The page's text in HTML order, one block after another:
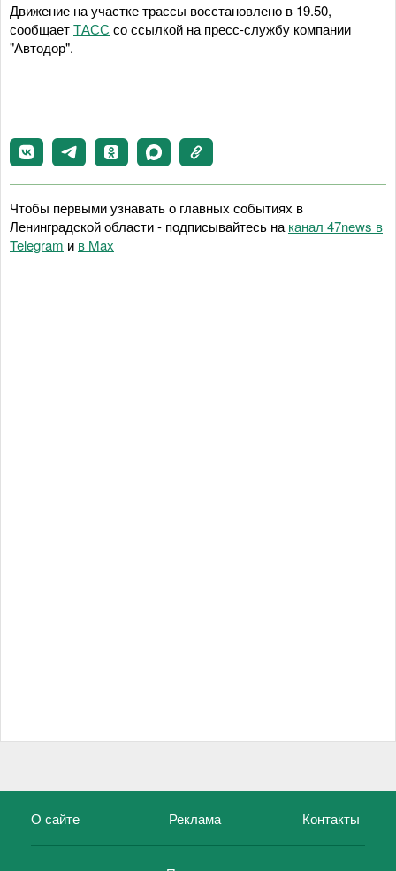
Движение на участке трассы восстановлено в 19.50,
сообщаетТАСС со ссылкой на пресс-службу компании
"Автодор".
Чтобы первыми узнавать о главных событиях в
Ленинградской области - подписывайтесь на канал 47news в
Telegram и в Maх
О сайте Реклама Контакты